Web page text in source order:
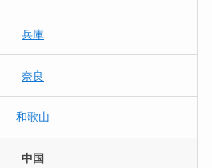
兵庫
奈良
和歌山
中国